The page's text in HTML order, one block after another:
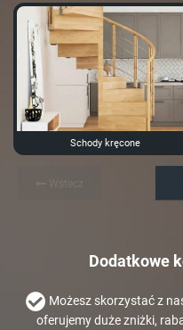
Schody kręcone
Dodatkowe
Możesz skorzystać z
oferujemy duże zniżki,